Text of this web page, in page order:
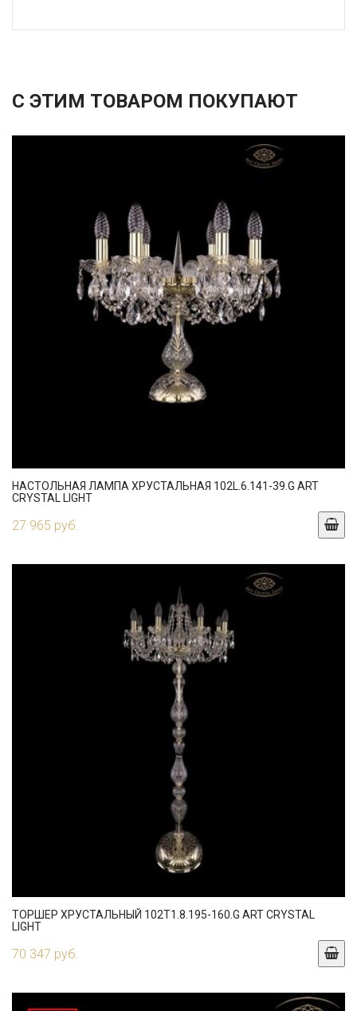
С ЭТИМ ТОВАРОМ ПОКУПАЮТ
НАСТОЛЬНАЯ ЛАМПА ХРУСТАЛЬНАЯ 102L.6.141-39.G ART
CRYSTAL LIGHT
27 965 руб.
ТОРШЕР ХРУСТАЛЬНЫЙ 102T1.8.195-160.G ART CRYSTAL
LIGHT
70 347 руб.